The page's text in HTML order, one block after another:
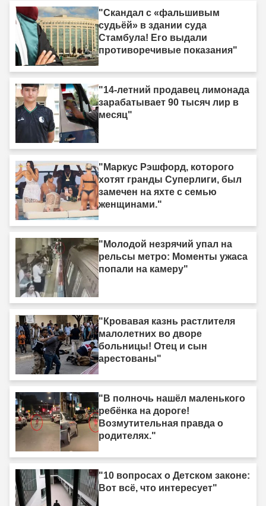
"Скандал с «фальшивым
судьёй» в здании суда
Стамбула! Его выдали
противоречивые показания"
"14-летний продавец лимонада
зарабатывает 90 тысяч лир в
месяц"
"Маркус Рэшфорд, которого
хотят гранды Суперлиги, был
замечен на яхте с семью
женщинами."
"Молодой незрячий упал на
рельсы метро: Моменты ужаса
попали на камеру"
"Кровавая казнь растлителя
малолетних во дворе
больницы! Отец и сын
арестованы"
"В полночь нашёл маленького
ребёнка на дороге!
Возмутительная правда о
родителях."
"10 вопросах о Детском законе:
Вот всё, что интересует"